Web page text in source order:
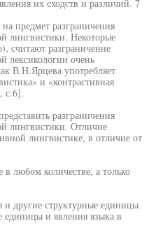
их сходств и различий. 7
предмет разграничения
лингвистики. Некоторые
считают разграничение
лексикологии очень
В.Н.Ярцева употребляет
и «контрастивная
с.6].
разграничения
лингвистики. Отличие
лингвистике, в отличие от
любом количестве, а только
и другие структурные единицы
единицы и явления языка в